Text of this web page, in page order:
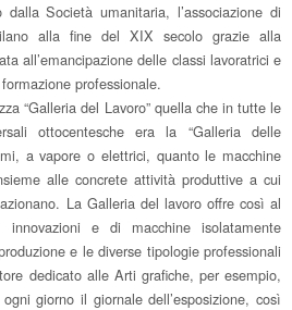
Società umanitaria, l’associazione di
alla fine del XIX secolo grazie alla
all’emancipazione delle classi lavoratrici e
professionale.
“Galleria del Lavoro” quella che in tutte le
ottocentesche era la “Galleria delle
a vapore o elettrici, quanto le macchine
alle concrete attività produttive a cui
La Galleria del lavoro offre così al
e di macchine isolatamente
e le diverse tipologie professionali
dedicato alle Arti grafiche, per esempio,
giorno il giornale dell’esposizione, così